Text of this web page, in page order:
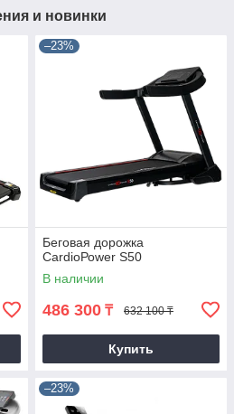
и новинки
–23%
Бегoвaя дopoжкa
СаrdiоРоwer S50
В наличии
486 300 ₸ 632 100 ₸
Купить
–23%